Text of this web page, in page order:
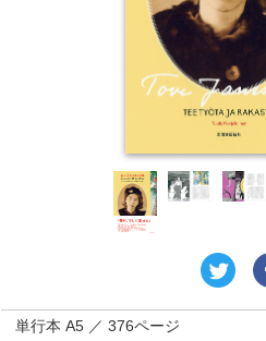
単行本 A5 ／ 376ページ